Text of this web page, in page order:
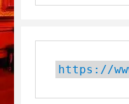
https://